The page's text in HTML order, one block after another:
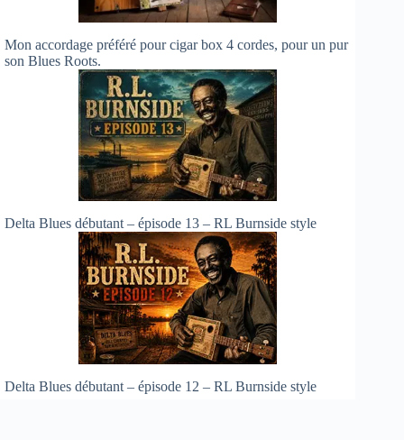
Mon accordage préféré pour cigar box 4 cordes, pour un pur
son Blues Roots.
Delta Blues débutant – épisode 13 – RL Burnside style
Delta Blues débutant – épisode 12 – RL Burnside style